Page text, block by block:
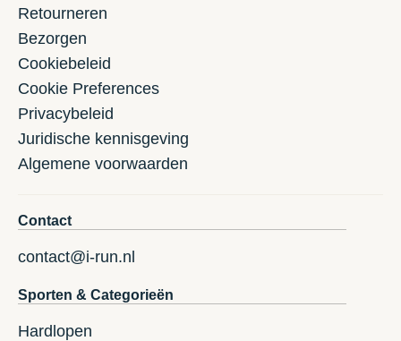
Retourneren
Bezorgen
Cookiebeleid
Cookie Preferences
Privacybeleid
Juridische kennisgeving
Algemene voorwaarden
Contact
contact@i-run.nl
Sporten & Categorieën
Hardlopen